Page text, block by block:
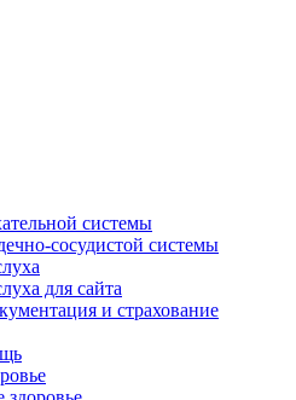
системы
сосудистой системы
для сайта
и страхование